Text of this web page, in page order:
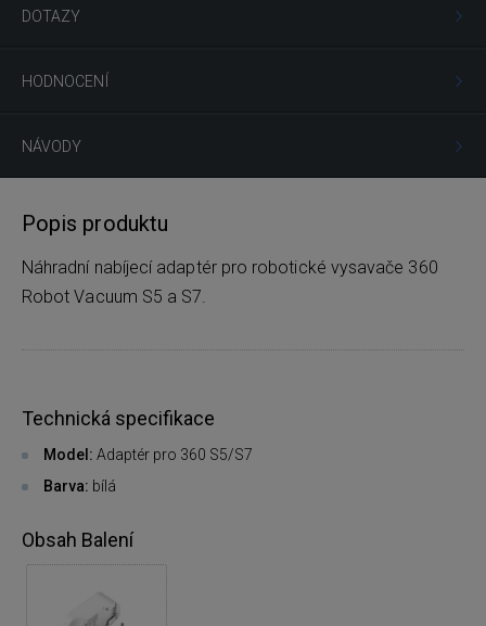
DOTAZY
HODNOCENÍ
NÁVODY
Popis produktu
Náhradní nabíjecí adaptér pro robotické vysavače 360
Robot Vacuum S5 a S7.
Technická specifikace
Model: Adaptér pro 360 S5/S7
Barva: bílá
Obsah Balení